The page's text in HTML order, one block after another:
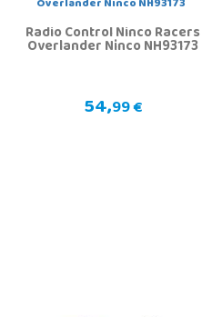
Radio Control Ninco Racers
Overlander Ninco NH93173
54,99 €